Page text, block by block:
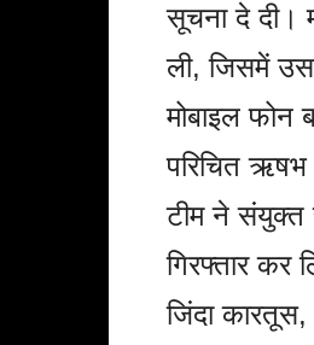
सूचना दे दी।
ली, जिसमें
मोबाइल फोन
परिचित
टीम ने संयुक्त
गिरफ्तार
जिंदा